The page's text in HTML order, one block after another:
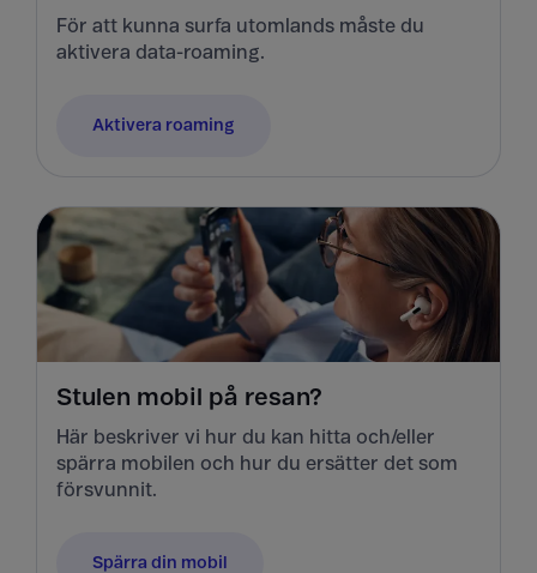
För att kunna surfa utomlands måste du
aktivera data-roaming.
Aktivera roaming
Stulen mobil på resan?
Här beskriver vi hur du kan hitta och/eller
spärra mobilen och hur du ersätter det som
försvunnit.
Spärra din mobil